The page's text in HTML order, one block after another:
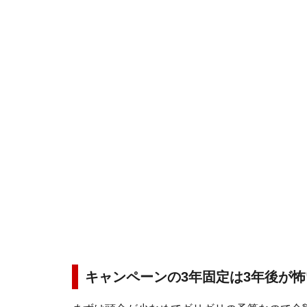
キャンペーンの3年固定は3年後が